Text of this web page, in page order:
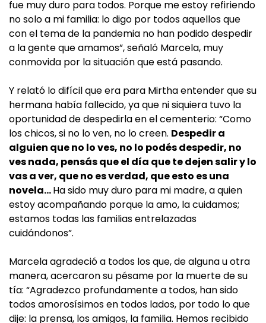
fue muy duro para todos. Porque me estoy refiriendo
no solo a mi familia: lo digo por todos aquellos que
con el tema de la pandemia no han podido despedir
a la gente que amamos”, señaló Marcela, muy
conmovida por la situación que está pasando.
Y relató lo difícil que era para Mirtha entender que su
hermana había fallecido, ya que ni siquiera tuvo la
oportunidad de despedirla en el cementerio: “Como
los chicos, si no lo ven, no lo creen. Despedir a
alguien que no lo ves, no lo podés despedir, no
ves nada, pensás que el día que te dejen salir y lo
vas a ver, que no es verdad, que esto es una
novela…Ha sido muy duro para mi madre, a quien
estoy acompañando porque la amo, la cuidamos;
estamos todas las familias entrelazadas
cuidándonos”.
Marcela agradeció a todos los que, de alguna u otra
manera, acercaron su pésame por la muerte de su
tía: “Agradezco profundamente a todos, han sido
todos amorosísimos en todos lados, por todo lo que
dije: la prensa, los amigos, la familia. Hemos recibido